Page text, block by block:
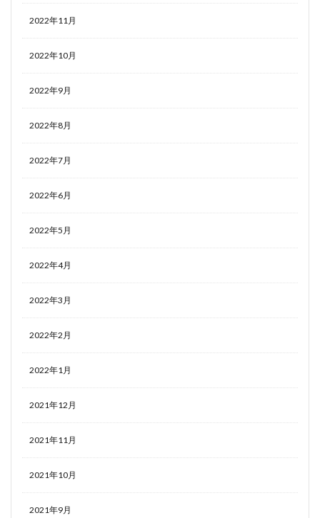
2022年11月
2022年10月
2022年9月
2022年8月
2022年7月
2022年6月
2022年5月
2022年4月
2022年3月
2022年2月
2022年1月
2021年12月
2021年11月
2021年10月
2021年9月